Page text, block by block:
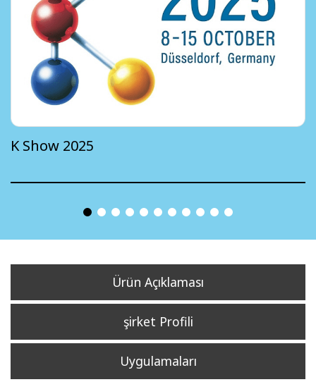
K Show 2025
Ürün Açıklaması
şirket Profili
Uygulamaları